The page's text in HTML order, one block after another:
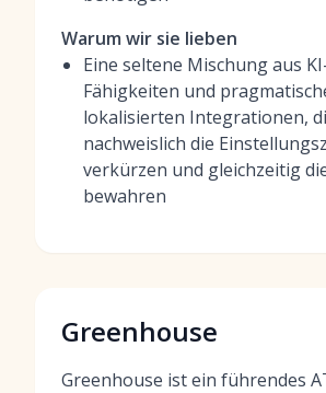
Warum wir sie lieben
Eine seltene Mischung aus
Fähigkeiten und
lokalisierten Integrationen,
nachweislich die
verkürzen und gleichzeitig
bewahren
Greenhouse
Greenhouse ist ein führendes